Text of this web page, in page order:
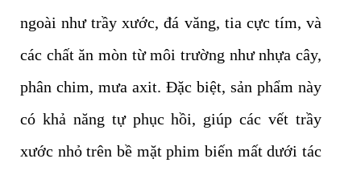
ngoài như trầy xước, đá văng, tia cực tím, và
các chất ăn mòn từ môi trường như nhựa cây,
phân chim, mưa axit. Đặc biệt, sản phẩm này
có khả năng tự phục hồi, giúp các vết trầy
xước nhỏ trên bề mặt phim biến mất dưới tác